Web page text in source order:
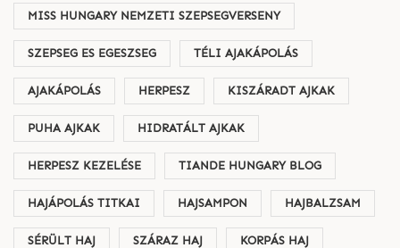
MISS HUNGARY NEMZETI SZEPSEGVERSENY
SZEPSEG ES EGESZSEG TÉLI AJAKÁPOLÁS
AJAKÁPOLÁS HERPESZ KISZÁRADT AJKAK
PUHA AJKAK HIDRATÁLT AJKAK
HERPESZ KEZELÉSE TIANDE HUNGARY BLOG
HAJÁPOLÁS TITKAI HAJSAMPON HAJBALZSAM
SÉRÜLT HAJ SZÁRAZ HAJ KORPÁS HAJ